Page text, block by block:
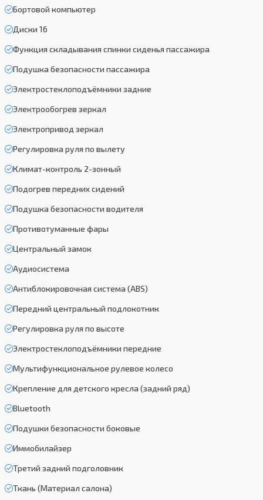
Бортовой компьютер
Диски 16
Функция складывания спинки сиденья пассажира
Подушка безопасности пассажира
Электростеклоподъёмники задние
Электрообогрев зеркал
Электропривод зеркал
Регулировка руля по вылету
Климат-контроль 2-зонный
Подогрев передних сидений
Подушка безопасности водителя
Противотуманные фары
Центральный замок
Аудиосистема
Антиблокировочная система (ABS)
Передний центральный подлокотник
Регулировка руля по высоте
Электростеклоподъёмники передние
Мультифункциональное рулевое колесо
Крепление для детского кресла (задний ряд)
Bluetooth
Подушки безопасности боковые
Иммобилайзер
Третий задний подголовник
Ткань (Материал салона)